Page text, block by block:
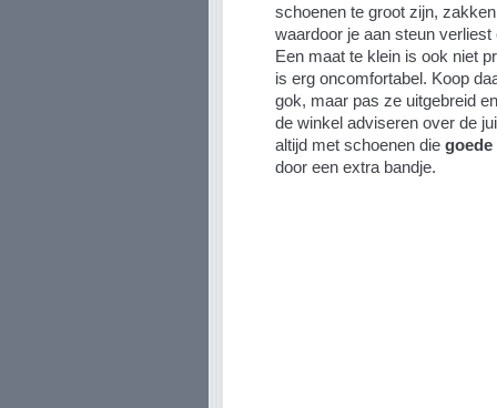
schoenen te groot zijn,
waardoor je aan steun
Een maat te klein is ook niet
is erg oncomfortabel. Koop
gok, maar pas ze uitgebreid
de winkel adviseren over de
altijd met schoenen die goede
door een extra bandje.